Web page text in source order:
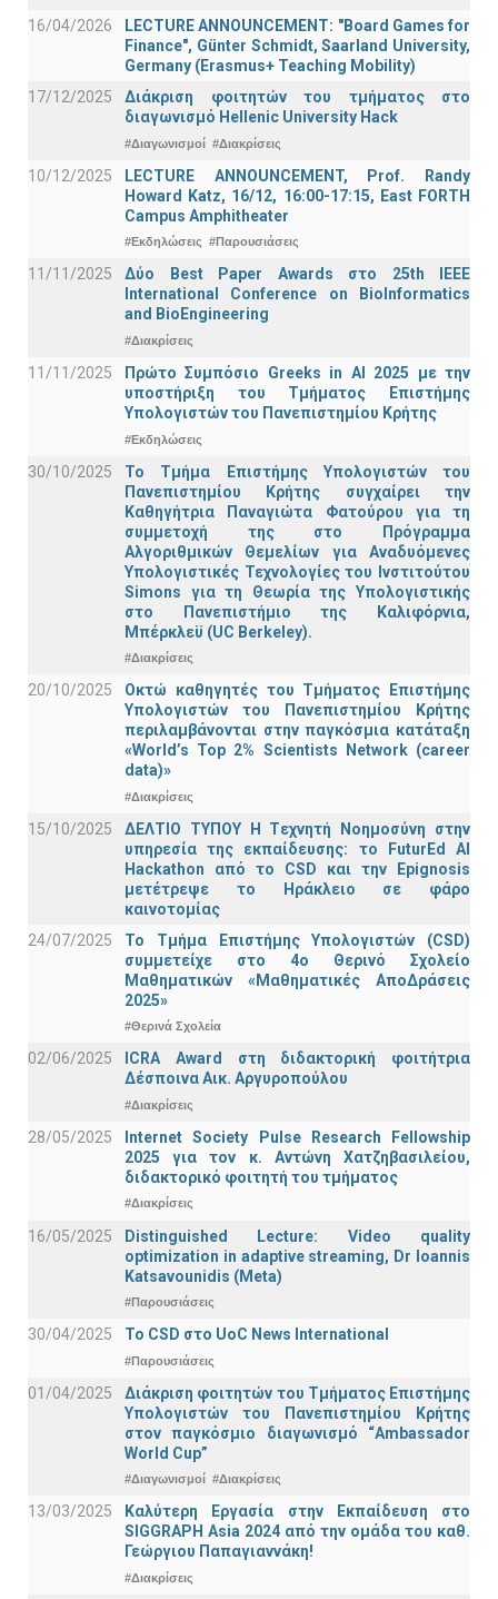
16/04/2026
LECTURE ANNOUNCEMENT: "Board Games for
Finance", Günter Schmidt, Saarland University,
Germany (Erasmus+ Teaching Mobility)
17/12/2025
Διάκριση φοιτητών του τμήματος στο
διαγωνισμό Hellenic University Hack
#Διαγωνισμοί #Διακρίσεις
10/12/2025
LECTURE ANNOUNCEMENT, Prof. Randy
Howard Katz, 16/12, 16:00-17:15, East FORTH
Campus Amphitheater
#Εκδηλώσεις #Παρουσιάσεις
11/11/2025
Δύο Best Paper Awards στο 25th IEEE
International Conference on BioInformatics
and BioEngineering
#Διακρίσεις
11/11/2025
Πρώτο Συμπόσιο Greeks in AI 2025 με την
υποστήριξη του Τμήματος Επιστήμης
Υπολογιστών του Πανεπιστημίου Κρήτης
#Εκδηλώσεις
30/10/2025
Το Τμήμα Επιστήμης Υπολογιστών του
Πανεπιστημίου Κρήτης συγχαίρει την
Καθηγήτρια Παναγιώτα Φατούρου για τη
συμμετοχή της στο Πρόγραμμα
Αλγοριθμικών Θεμελίων για Αναδυόμενες
Υπολογιστικές Τεχνολογίες του Ινστιτούτου
Simons για τη Θεωρία της Υπολογιστικής
στο Πανεπιστήμιο της Καλιφόρνια,
Μπέρκλεϋ (UC Berkeley).
#Διακρίσεις
20/10/2025
Οκτώ καθηγητές του Τμήματος Επιστήμης
Υπολογιστών του Πανεπιστημίου Κρήτης
περιλαμβάνονται στην παγκόσμια κατάταξη
«World’s Top 2% Scientists Network (career
data)»
#Διακρίσεις
15/10/2025
ΔΕΛΤΙΟ ΤΥΠΟΥ H Tεχνητή Νοημοσύνη στην
υπηρεσία της εκπαίδευσης: το FuturEd AI
Hackathon από το CSD και την Epignosis
μετέτρεψε το Ηράκλειο σε φάρο
καινοτομίας
24/07/2025
Το Τμήμα Επιστήμης Υπολογιστών (CSD)
συμμετείχε στο 4ο Θερινό Σχολείο
Μαθηματικών «Μαθηματικές ΑποΔράσεις
2025»
#Θερινά Σχολεία
02/06/2025
ICRA Award στη διδακτορική φοιτήτρια
Δέσποινα Αικ. Αργυροπούλου
#Διακρίσεις
28/05/2025
Internet Society Pulse Research Fellowship
2025 για τον κ. Αντώνη Χατζηβασιλείου,
διδακτορικό φοιτητή του τμήματος
#Διακρίσεις
16/05/2025
Distinguished Lecture: Video quality
optimization in adaptive streaming, Dr Ioannis
Katsavounidis (Meta)
#Παρουσιάσεις
30/04/2025 To CSD στο UoC News International
#Παρουσιάσεις
01/04/2025
Διάκριση φοιτητών του Τμήματος Επιστήμης
Υπολογιστών του Πανεπιστημίου Κρήτης
στον παγκόσμιο διαγωνισμό “Ambassador
World Cup”
#Διαγωνισμοί #Διακρίσεις
13/03/2025
Καλύτερη Εργασία στην Εκπαίδευση στο
SIGGRAPH Asia 2024 από την ομάδα του καθ.
Γεώργιου Παπαγιαννάκη!
#Διακρίσεις